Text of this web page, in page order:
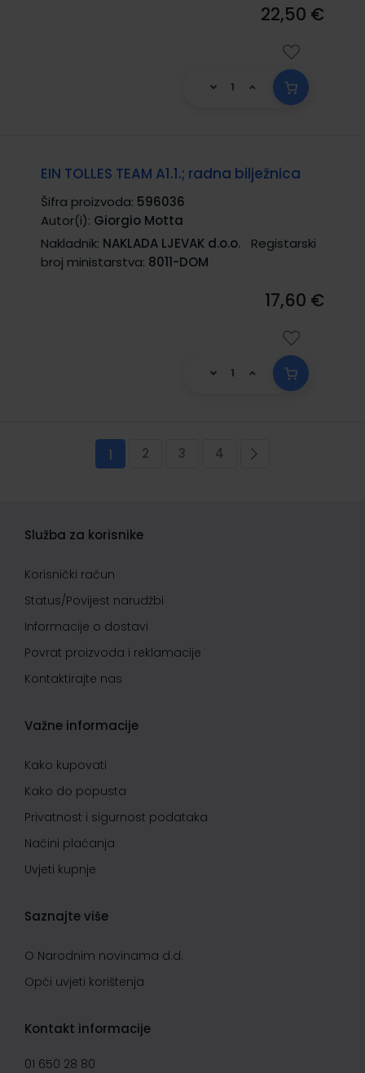
22,50 €
EIN TOLLES TEAM A1.1.; radna bilježnica
Šifra proizvoda: 596036
Autor(i): Giorgio Motta
Nakladnik: NAKLADA LJEVAK d.o.o.
Registarski
broj ministarstva: 8011-DOM
17,60 €
Stranica
Trenutno pregledavate stranicu
1 Stranica
2 Stranica
3 Stranica
4
Služba za korisnike
Korisnički račun
Status/Povijest narudžbi
Informacije o dostavi
Povrat proizvoda i reklamacije
Kontaktirajte nas
Važne informacije
Kako kupovati
Kako do popusta
Privatnost i sigurnost podataka
Načini plaćanja
Uvjeti kupnje
Saznajte više
O Narodnim novinama d.d.
Opći uvjeti korištenja
Kontakt informacije
01 650 28 80